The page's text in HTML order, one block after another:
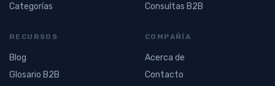
Categorías
Consultas B2B
RECURSOS
Blog
Glosario B2B
COMPAÑÍA
Acerca de
Contacto